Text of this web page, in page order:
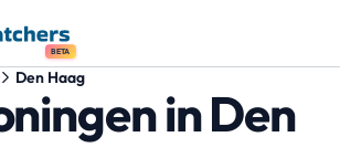
BETA
Den Haag
in Den